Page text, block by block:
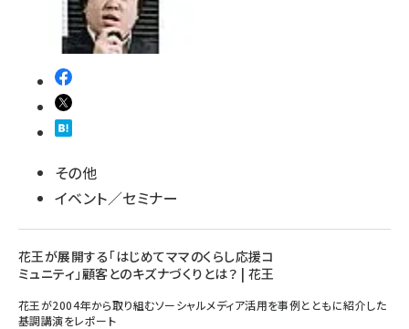
その他
イベント／セミナー
花王が展開する「はじめてママのくらし応援コ
ミュニティ」顧客とのキズナづくりとは？ | 花王
花王が2004年から取り組むソーシャルメディア活用を事例とともに紹介した
基調講演をレポート